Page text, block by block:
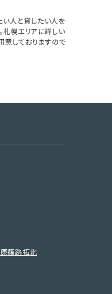
人と貸したい人を
札幌エリアに詳しい
意しておりますので
篠路拓北